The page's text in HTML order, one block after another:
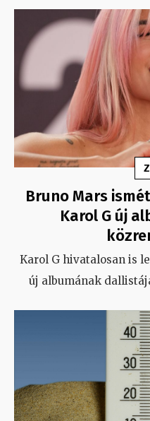
Bruno Mars
Karol G új
Karol G hivatalosan is
új albumának